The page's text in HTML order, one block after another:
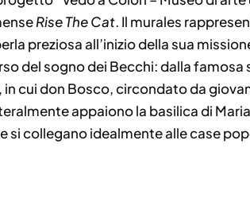
Rise The Cat. Il murales
preziosa all’inizio della sua
del sogno dei Becchi: dalla famosa
cui don Bosco, circondato da
appaiono la basilica di
si collegano idealmente alle case